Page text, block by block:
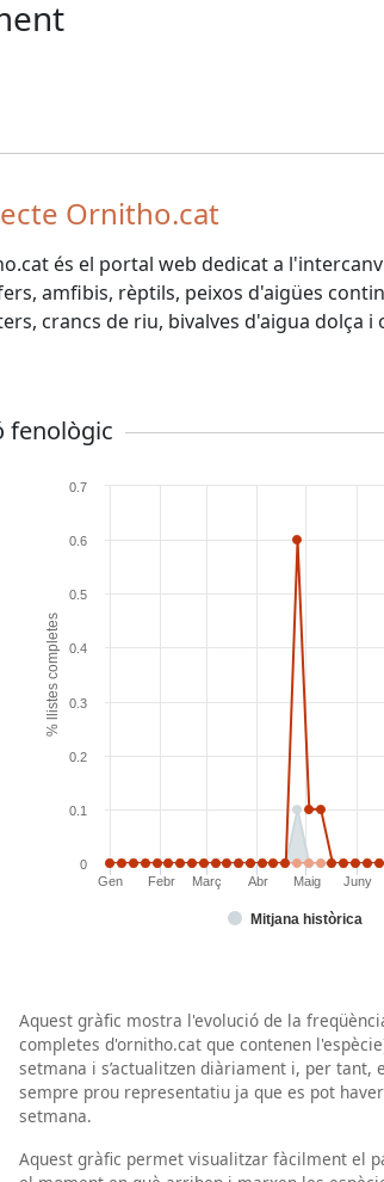
Ornitho.cat
és el portal web dedicat a
amfibis, rèptils, peixos d'aigües
crancs de riu, bivalves d'aigua dolça i
fenològic
Aquest gràfic mostra l'evolució de la
completes d'ornitho.cat que contenen
setmana i s’actualitzen diàriament i, per
sempre prou representatiu ja que es pot
setmana.
Aquest gràfic permet visualitzar fàcilment el